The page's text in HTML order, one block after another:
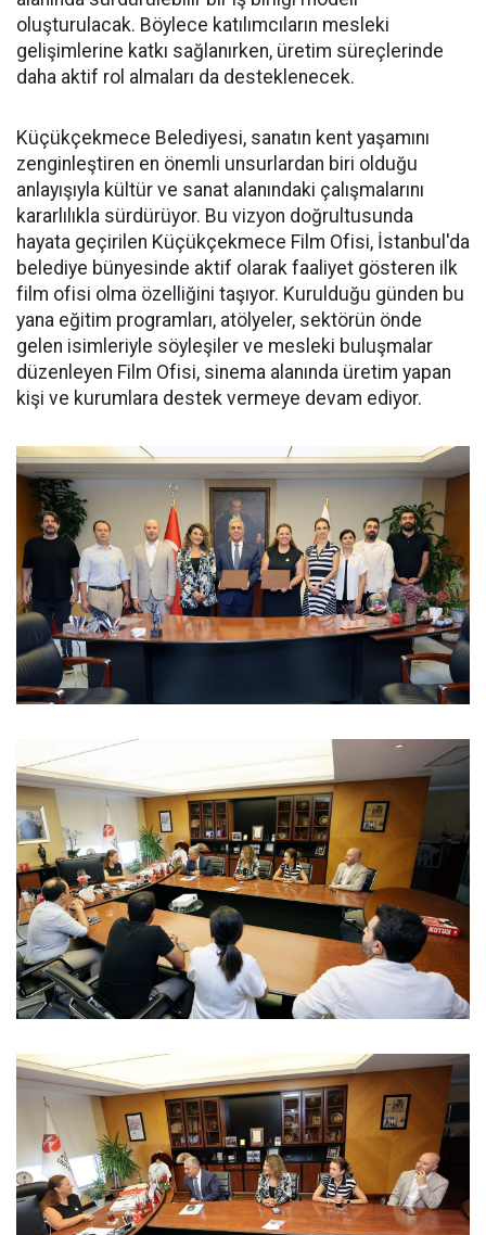
oluşturulacak. Böylece katılımcıların mesleki
gelişimlerine katkı sağlanırken, üretim süreçlerinde
daha aktif rol almaları da desteklenecek.
Küçükçekmece Belediyesi, sanatın kent yaşamını
zenginleştiren en önemli unsurlardan biri olduğu
anlayışıyla kültür ve sanat alanındaki çalışmalarını
kararlılıkla sürdürüyor. Bu vizyon doğrultusunda
hayata geçirilen Küçükçekmece Film Ofisi, İstanbul'da
belediye bünyesinde aktif olarak faaliyet gösteren ilk
film ofisi olma özelliğini taşıyor. Kurulduğu günden bu
yana eğitim programları, atölyeler, sektörün önde
gelen isimleriyle söyleşiler ve mesleki buluşmalar
düzenleyen Film Ofisi, sinema alanında üretim yapan
kişi ve kurumlara destek vermeye devam ediyor.